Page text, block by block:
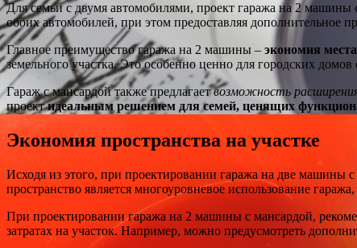
Для семьи с двумя автомобилями, проект гаража на 2 машины
обоих автомобилей, при этом предоставляя дополнительное
Главное преимущество гаража на 2 машины – экономия места
земельного участка. Это особенно ценно для городских
Гараж с мансардой также предлагаетвозможность
проектидеальным решением для семей, ценящих
Экономия пространства на участке
Исходя из этого, при проектировании гаража на две машины
пространство является многоуровневое использование
При проектировании гаража на 2 машины с мансардой,
затратах на участок. Например, можно предусмотреть